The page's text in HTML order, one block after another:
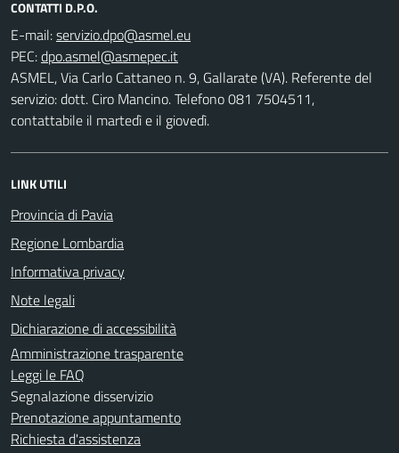
CONTATTI D.P.O.
E-mail:
PEC:
ASMEL, Via Carlo Cattaneo n. 9, Gallarate (VA). Referente del
servizio: dott. Ciro Mancino. Telefono 081 7504511,
contattabile il martedì e il giovedì.
LINK UTILI
Provincia di Pavia
Regione Lombardia
Informativa privacy
Note legali
Dichiarazione di accessibilità
Amministrazione trasparente
Leggi le FAQ
Segnalazione disservizio
Prenotazione appuntamento
Richiesta d'assistenza